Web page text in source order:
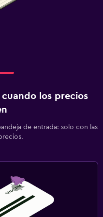
los precios
de entrada: solo con las